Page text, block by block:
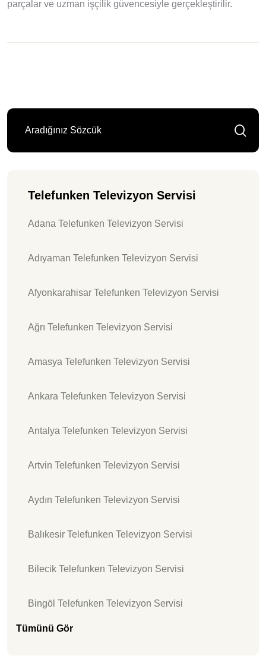
parçalar ve uzman işçilik güvencesiyle gerçekleştirilir.
Telefunken Televizyon Servisi
Adana Telefunken Televizyon Servisi
Adıyaman Telefunken Televizyon Servisi
Afyonkarahisar Telefunken Televizyon Servisi
Ağrı Telefunken Televizyon Servisi
Amasya Telefunken Televizyon Servisi
Ankara Telefunken Televizyon Servisi
Antalya Telefunken Televizyon Servisi
Artvin Telefunken Televizyon Servisi
Aydın Telefunken Televizyon Servisi
Balıkesir Telefunken Televizyon Servisi
Bilecik Telefunken Televizyon Servisi
Bingöl Telefunken Televizyon Servisi
Tümünü Gör